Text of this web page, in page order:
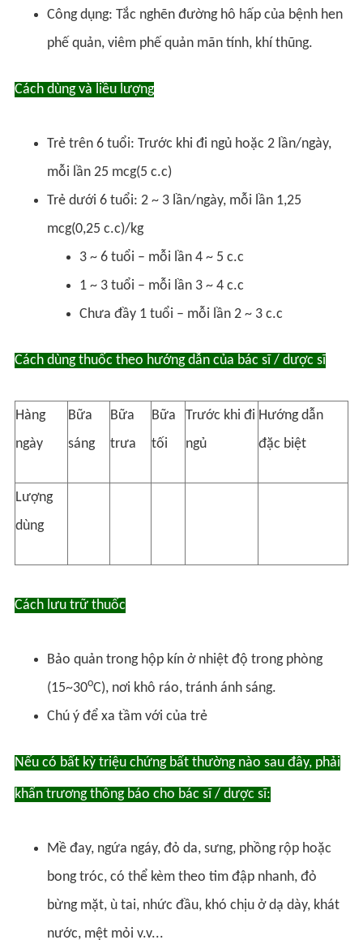
Công dụng: Tắc nghẽn đường hô hấp của bệnh hen
phế quản, viêm phế quản mãn tính, khí thũng.
Cách dùng và liều lượng
Trẻ trên 6 tuổi: Trước khi đi ngủ hoặc 2 lần/ngày,
mỗi lần 25 mcg(5 c.c)
Trẻ dưới 6 tuổi: 2 ~ 3 lần/ngày, mỗi lần 1,25
mcg(0,25 c.c)/kg
3 ~ 6 tuổi – mỗi lần 4 ~ 5 c.c
1 ~ 3 tuổi – mỗi lần 3 ~ 4 c.c
Chưa đầy 1 tuổi – mỗi lần 2 ~ 3 c.c
Cách dùng thuốc theo hướng dẫn của bác sĩ / dược sĩ
Hàng
ngày
Bữa
sáng
Bữa
trưa
Bữa
tối
Trước khi đi
ngủ
Hướng dẫn
đặc biệt
Lượng
dùng
Cách lưu trữ thuốc
Bảo quản trong hộp kín ở nhiệt độ trong phòng
(15~30oC), nơi khô ráo, tránh ánh sáng.
Chú ý để xa tầm với của trẻ
Nếu có bất kỳ triệu chứng bất thường nào sau đây, phải
khẩn trương thông báo cho bác sĩ / dược sĩ:
Mề đay, ngứa ngáy, đỏ da, sưng, phồng rộp hoặc
bong tróc, có thể kèm theo tim đập nhanh, đỏ
bừng mặt, ù tai, nhức đầu, khó chịu ở dạ dày, khát
nước, mệt mỏi v.v...